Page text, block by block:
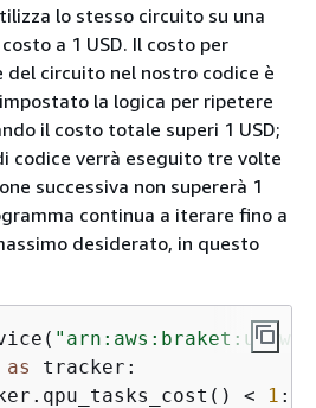
lo stesso circuito su una
a 1 USD. Il costo per
circuito nel nostro codice è
la logica per ripetere
il costo totale superi 1 USD;
codice verrà eseguito tre volte
successiva non supererà 1
continua a iterare fino a
desiderato, in questo
"arn:aws:braket:us-
as
tracker:
< 1 :